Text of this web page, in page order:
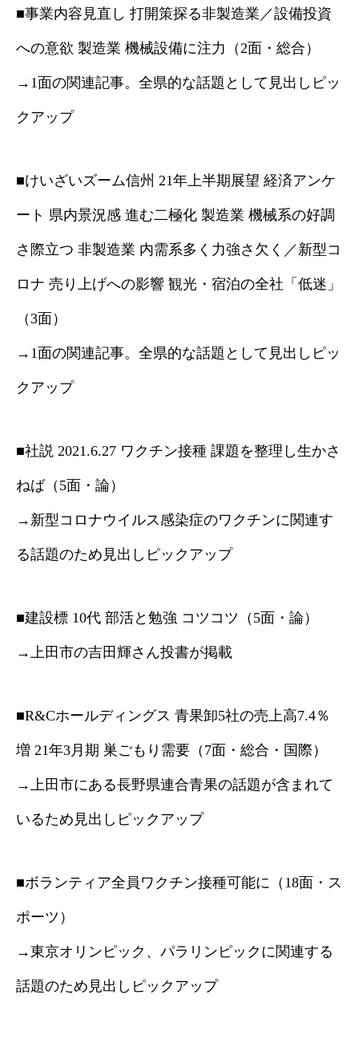
■事業内容見直し 打開策探る非製造業／設備投資
への意欲 製造業 機械設備に注力（2面・総合）
→1面の関連記事。全県的な話題として見出しピッ
クアップ
■けいざいズーム信州 21年上半期展望 経済アンケ
ート 県内景況感 進む二極化 製造業 機械系の好調
さ際立つ 非製造業 内需系多く力強さ欠く／新型コ
ロナ 売り上げへの影響 観光・宿泊の全社「低迷」
（3面）
→1面の関連記事。全県的な話題として見出しピッ
クアップ
■社説 2021.6.27 ワクチン接種 課題を整理し生かさ
ねば（5面・論）
→新型コロナウイルス感染症のワクチンに関連す
る話題のため見出しピックアップ
■建設標 10代 部活と勉強 コツコツ（5面・論）
→上田市の吉田輝さん投書が掲載
■R&Cホールディングス 青果卸5社の売上高7.4％
増 21年3月期 巣ごもり需要（7面・総合・国際）
→上田市にある長野県連合青果の話題が含まれて
いるため見出しピックアップ
■ボランティア全員ワクチン接種可能に（18面・ス
ポーツ）
→東京オリンピック、パラリンピックに関連する
話題のため見出しピックアップ